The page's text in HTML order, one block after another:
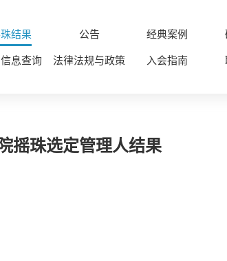
结果 公告 经典案例
息查询 法律法规与政策 入会指南
摇珠选定管理人结果